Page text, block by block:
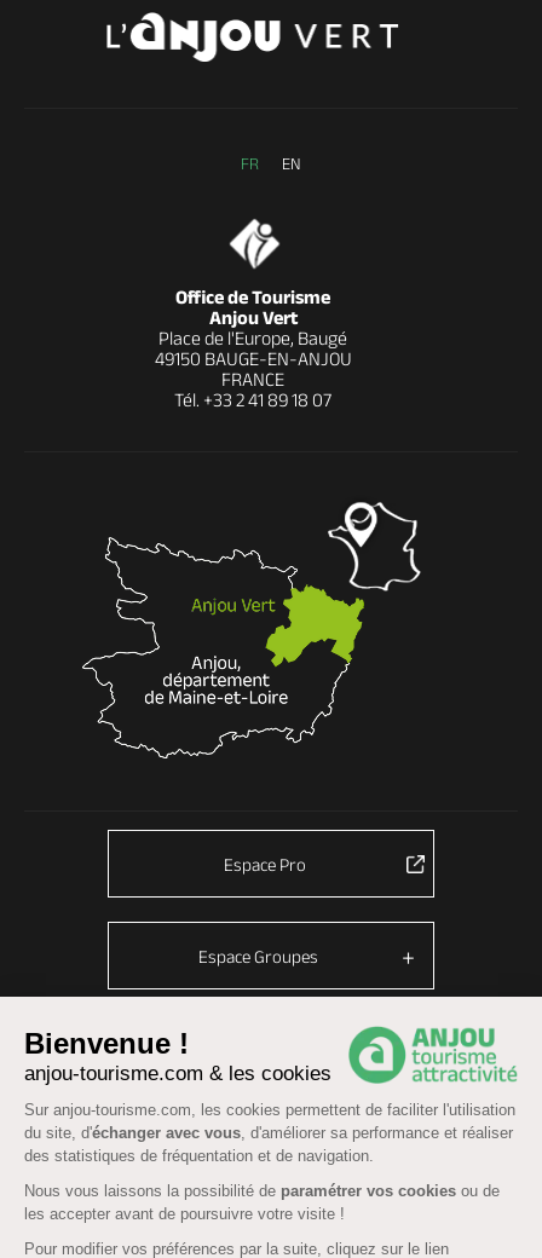
Bienvenue !
anjou-tourisme.com & les cookies
Sur anjou-tourisme.com, les cookies permettent de faciliter l'utilisation
du site, d'échanger avec vous, d'améliorer sa performance et réaliser
des statistiques de fréquentation et de navigation.
Nous vous laissons la possibilité de paramétrer vos cookies ou de
les accepter avant de poursuivre votre visite !
Pour modifier vos préférences par la suite, cliquez sur le lien
FR EN
Office de Tourisme
Anjou Vert
Place de l'Europe, Baugé
49150 BAUGE-EN-ANJOU
FRANCE
Tél. +33 2 41 89 18 07
Espace Pro
Espace Groupes
© Anjou tourisme 2026 - Plan du site
Mentions légales -Données personnelles -Cookies
CGU Réservation -Accessibilité : partiellement conforme